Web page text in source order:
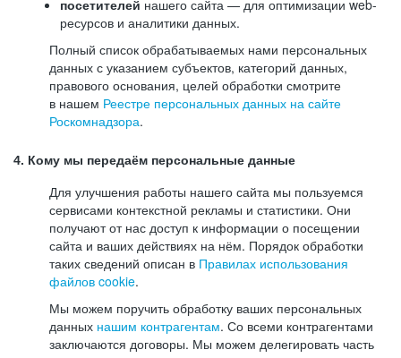
посетителей нашего сайта — для оптимизации web-
ресурсов и аналитики данных.
Полный список обрабатываемых нами персональных
данных с указанием субъектов, категорий данных,
правового основания, целей обработки смотрите
в нашем Реестре персональных данных на сайте
Роскомнадзора.
4. Кому мы передаём персональные данные
Для улучшения работы нашего сайта мы пользуемся
сервисами контекстной рекламы и статистики. Они
получают от нас доступ к информации о посещении
сайта и ваших действиях на нём. Порядок обработки
таких сведений описан в Правилах использования
файлов cookie.
Мы можем поручить обработку ваших персональных
данных нашим контрагентам. Со всеми контрагентами
заключаются договоры. Мы можем делегировать часть